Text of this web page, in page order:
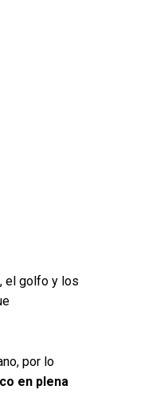
el golfo y los
por lo
en plena